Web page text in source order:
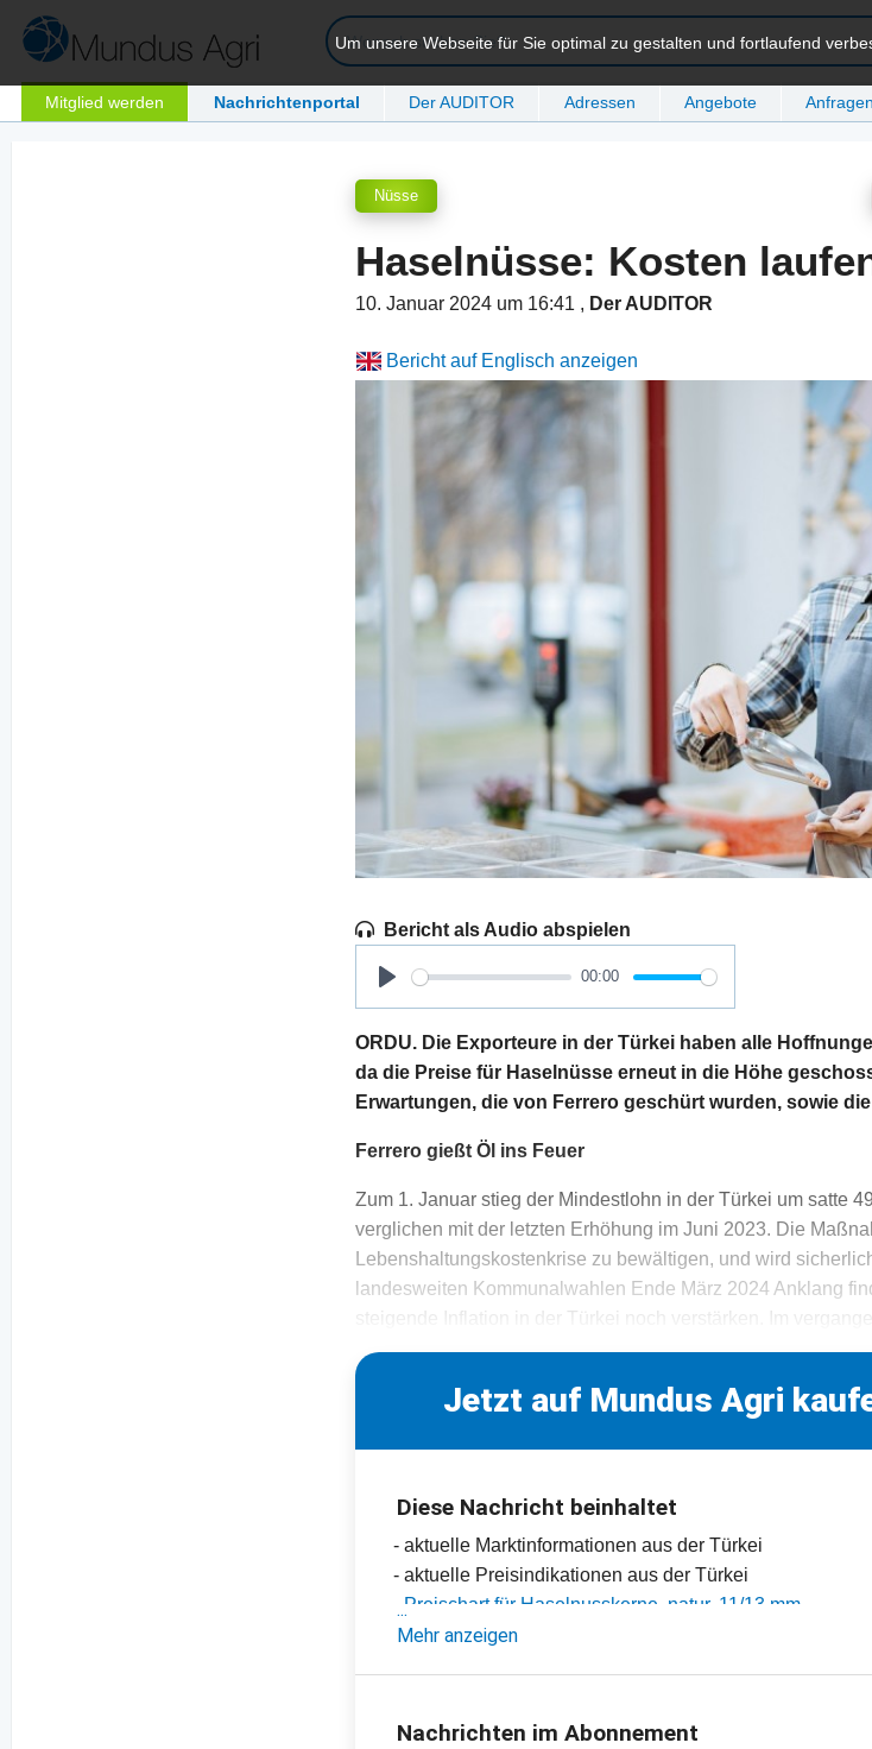
Mitglied werden Nachrichtenportal Der AUDITOR Adressen Angebote Anfragen
Um unsere Webseite für Sie optimal zu gestalten und fortlaufend
Nüsse
Haselnüsse: Kosten
10. Januar 2024 um 16:41 , Der AUDITOR
Bericht auf Englisch anzeigen
Bericht als Audio abspielen
Play
00:00
ORDU. Die Exporteure in der Türkei haben alle
da die Preise für Haselnüsse erneut in die Höhe
Erwartungen, die von Ferrero geschürt wurden, sowie
Ferrero gießt Öl ins Feuer
Zum 1. Januar stieg der Mindestlohn in der Türkei um satte
verglichen mit der letzten Erhöhung im Juni 2023. Die
Lebenshaltungskostenkrise zu bewältigen, und wird
landesweiten Kommunalwahlen Ende März 2024 Anklang
steigende Inflation in der Türkei noch verstärken. Im
Jetzt auf Mundus Agri
Diese Nachricht beinhaltet
- aktuelle Marktinformationen aus der Türkei
- aktuelle Preisindikationen aus der Türkei
Preischart für Haselnusskerne, natur, 11/13 mm
-weitere Preischarts
Mehr anzeigen
Nachrichten im Abonnement